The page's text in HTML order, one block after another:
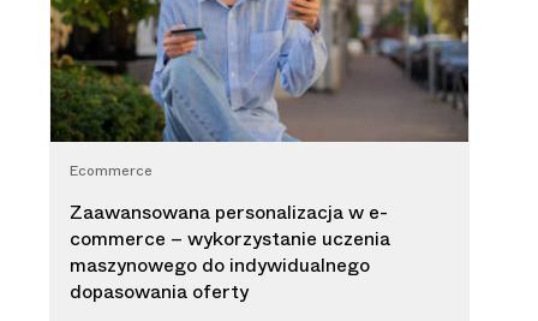
Ecommerce
Zaawansowana personalizacja w e-
commerce – wykorzystanie uczenia
maszynowego do indywidualnego
dopasowania oferty